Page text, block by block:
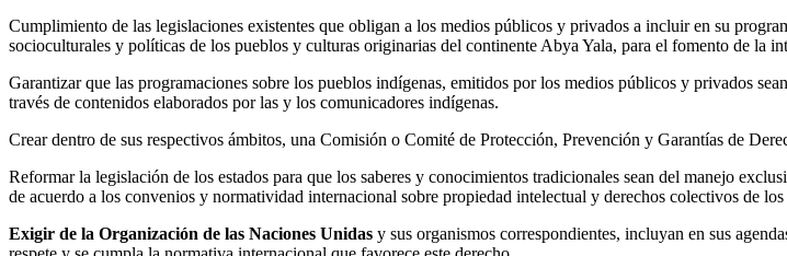
Cumplimiento de las legislaciones existentes que obligan a los medios públicos y privados a incluir en su
socioculturales y políticas de los pueblos y culturas originarias del continente Abya Yala, para el fomento de la
Garantizar que las programaciones sobre los pueblos indígenas, emitidos por los medios públicos y privados
través de contenidos elaborados por las y los comunicadores indígenas.
Crear dentro de sus respectivos ámbitos, una Comisión o Comité de Protección, Prevención y Garantías de
Reformar la legislación de los estados para que los saberes y conocimientos tradicionales sean del manejo
de acuerdo a los convenios y normatividad internacional sobre propiedad intelectual y derechos colectivos de
Exigir de la Organización de las Naciones Unidas y sus organismos correspondientes, incluyan en sus